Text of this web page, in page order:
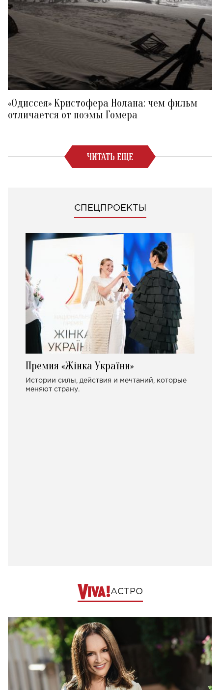
«Одиссея» Кристофера Нолана: чем фильм
отличается от поэмы Гомера
ЧИТАТЬ ЕЩЕ
СПЕЦПРОЕКТЫ
Премия «Жінка України»
Истории силы, действия и мечтаний, которые
меняют страну.
АСТРО